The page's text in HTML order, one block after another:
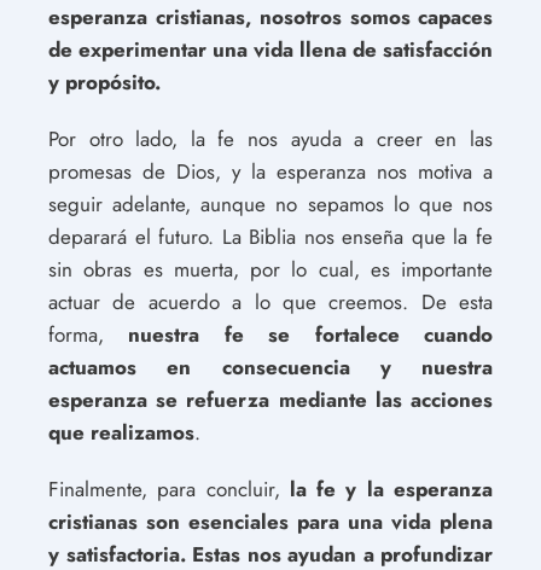
esperanza cristianas, nosotros somos capaces
de experimentar una vida llena de satisfacción
y propósito.
Por otro lado, la fe nos ayuda a creer en las
promesas de Dios, y la esperanza nos motiva a
seguir adelante, aunque no sepamos lo que nos
deparará el futuro. La Biblia nos enseña que la fe
sin obras es muerta, por lo cual, es importante
actuar de acuerdo a lo que creemos. De esta
forma, nuestra fe se fortalece cuando
actuamos en consecuencia y nuestra
esperanza se refuerza mediante las acciones
que realizamos.
Finalmente, para concluir, la fe y la esperanza
cristianas son esenciales para una vida plena
y satisfactoria. Estas nos ayudan a profundizar